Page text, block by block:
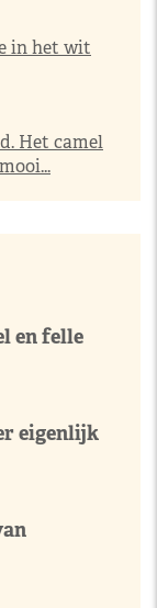
in het wit
Het camel
en felle
eigenlijk